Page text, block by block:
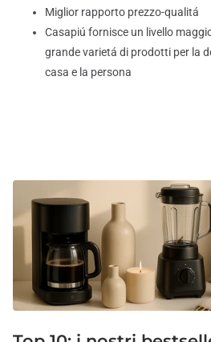
Miglior rapporto prezzo-qualitá
Casapiú fornisce un livello
grande varietá di prodotti per la
casa e la persona